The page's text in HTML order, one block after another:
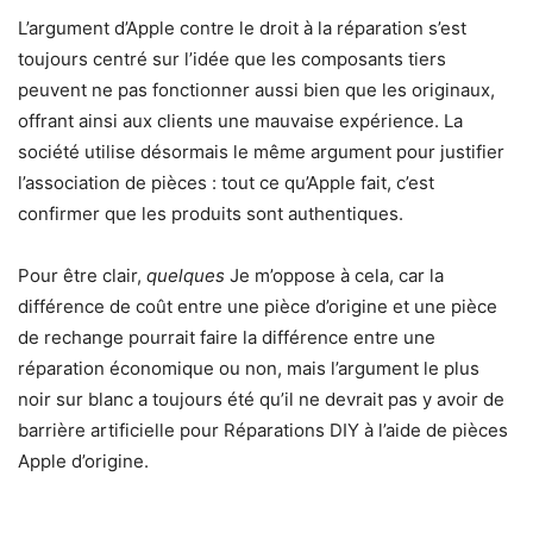
L’argument d’Apple contre le droit à la réparation s’est
toujours centré sur l’idée que les composants tiers
peuvent ne pas fonctionner aussi bien que les originaux,
offrant ainsi aux clients une mauvaise expérience. La
société utilise désormais le même argument pour justifier
l’association de pièces : tout ce qu’Apple fait, c’est
confirmer que les produits sont authentiques.
Pour être clair, quelques Je m’oppose à cela, car la
différence de coût entre une pièce d’origine et une pièce
de rechange pourrait faire la différence entre une
réparation économique ou non, mais l’argument le plus
noir sur blanc a toujours été qu’il ne devrait pas y avoir de
barrière artificielle pour Réparations DIY à l’aide de pièces
Apple d’origine.